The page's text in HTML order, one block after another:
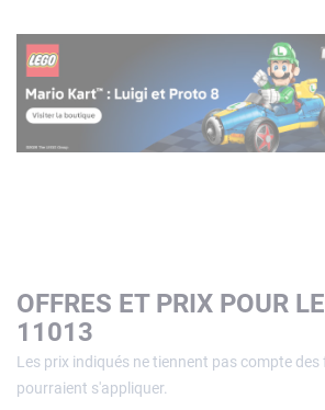
OFFRES ET PRIX POUR
11013
Les prix indiqués ne tiennent pas compte
pourraient s'appliquer.